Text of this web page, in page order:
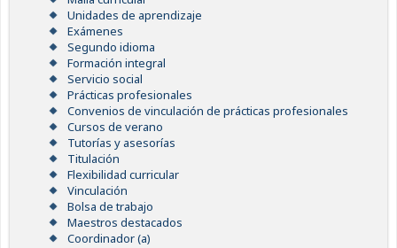
Unidades de aprendizaje
Exámenes
Segundo idioma
Formación integral
Servicio social
Prácticas profesionales
Convenios de vinculación de prácticas profesionales
Cursos de verano
Tutorías y asesorías
Titulación
Flexibilidad curricular
Vinculación
Bolsa de trabajo
Maestros destacados
Coordinador (a)